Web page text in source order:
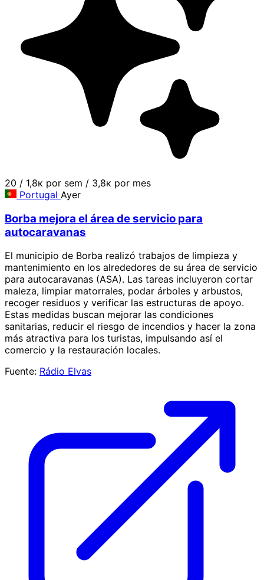
20 / 1,8к por sem / 3,8к por mes
Portugal Ayer
Borba mejora el área de servicio para
autocaravanas
El municipio de Borba realizó trabajos de limpieza y
mantenimiento en los alrededores de su área de servicio
para autocaravanas (ASA). Las tareas incluyeron cortar
maleza, limpiar matorrales, podar árboles y arbustos,
recoger residuos y verificar las estructuras de apoyo.
Estas medidas buscan mejorar las condiciones
sanitarias, reducir el riesgo de incendios y hacer la zona
más atractiva para los turistas, impulsando así el
comercio y la restauración locales.
Fuente: Rádio Elvas